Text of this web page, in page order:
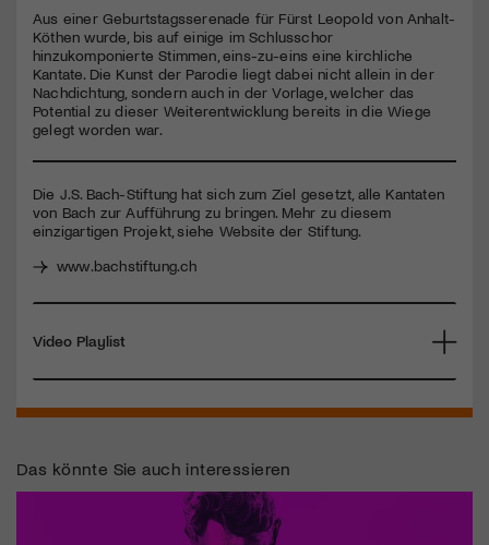
seconds
Aus einer Geburtstagsserenade für Fürst Leopold von Anhalt-
Köthen wurde, bis auf einige im Schlusschor
hinzukomponierte Stimmen, eins-zu-eins eine kirchliche
Kantate. Die Kunst der Parodie liegt dabei nicht allein in der
Nachdichtung, sondern auch in der Vorlage, welcher das
Potential zu dieser Weiterentwicklung bereits in die Wiege
gelegt worden war.
Die J.S. Bach-Stiftung hat sich zum Ziel gesetzt, alle Kantaten
von Bach zur Aufführung zu bringen. Mehr zu diesem
einzigartigen Projekt, siehe Website der Stiftung.
www.bachstiftung.ch
Video Playlist
Das könnte Sie auch interessieren